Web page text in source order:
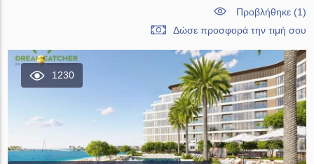
Προβλήθηκε (1)
Δώσε προσφορά την τιμή σου
1230